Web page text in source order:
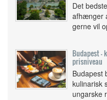
Det
afhænger
gerne vil
Budapest -
prisniveau
Budapest
kulinarisk
ungarske